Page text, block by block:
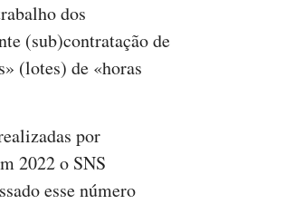
dos
(sub)contratação de
(lotes) de «horas
por
2022 o SNS
esse número